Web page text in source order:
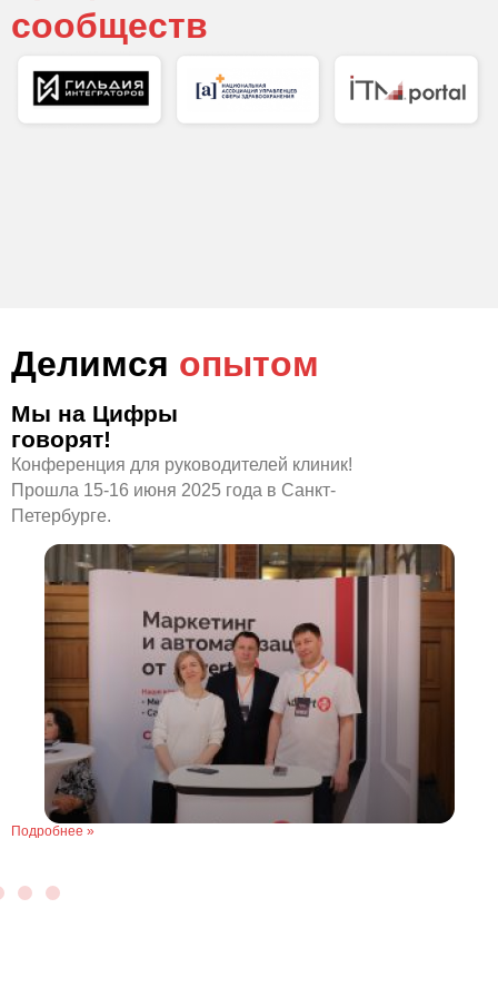
сообществ
Делимся опытом
Мы на Цифры
говорят!
Конференция для руководителей клиник!
Прошла 15-16 июня 2025 года в Санкт-
Петербурге.
Подробнее »